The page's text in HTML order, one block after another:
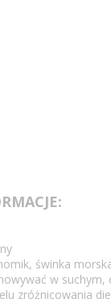
świnka
w suchym,
zróżnicowania